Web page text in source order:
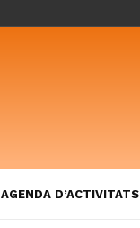
AGENDA D’ACTIVITATS